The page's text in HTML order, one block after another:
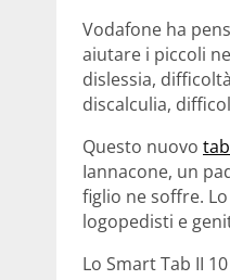
Vodafone ha
aiutare i piccoli
dislessia,
discalculia,
Questo nuovo
Iannacone, un
figlio ne soffre.
logopedisti e
Lo Smart Tab II